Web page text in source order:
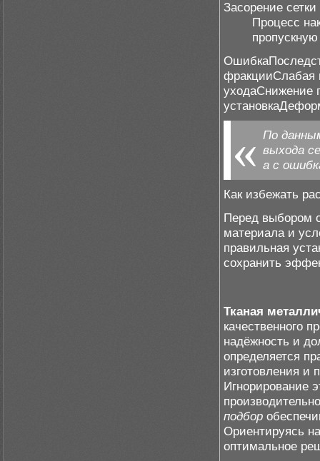
Засорение сетки
Процесс
фракцииСлабая
уходаСнижение
По
выхода
а с
Как избежать
Перед выбором
материала и
правильная
сохранить
Тканая
качественного
надёжность и
определяется
изготовления и
Игнорирование
подбор
Ориентируясь
оптимальное